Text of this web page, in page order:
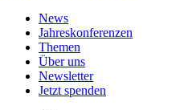
News
Jahreskonferenzen
Themen
Über uns
Newsletter
Jetzt spenden